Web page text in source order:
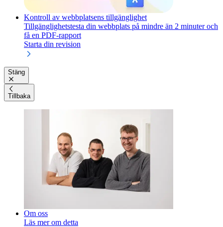
Kontroll av webbplatsens tillgänglighet
Tillgänglighetstesta din webbplats på mindre än 2 minuter och
få en PDF-rapport
Starta din revision
Stäng
Tillbaka
Om oss
Läs mer om detta